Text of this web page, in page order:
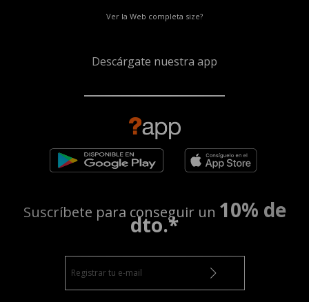
Ver la Web completa size?
Descárgate nuestra app
Suscríbete para conseguir un 10% de
dto.*